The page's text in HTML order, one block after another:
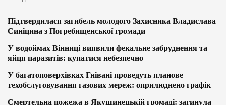
Підтвердилася загибель молодого Захисника Владислава
Синіцина з Погребищенської громади
У водоймах Вінниці виявили фекальне забруднення та
яйця паразитів: купатися небезпечно
У багатоповерхівках Гнівані проведуть планове
техобслуговування газових мереж: оприлюднено графік
Смертельна пожежа в Якушинецькій громаді: загинула